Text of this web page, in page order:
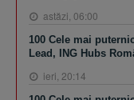
astăzi, 06:00
100 Cele mai
Lead, ING Hubs
ieri, 20:14